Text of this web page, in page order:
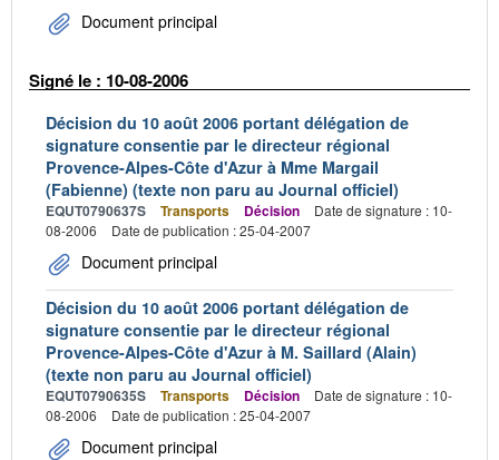
Document principal
Signé le : 10-08-2006
Décision du 10 août 2006 portant délégation de
signature consentie par le directeur régional
Provence-Alpes-Côte d'Azur à Mme Margail
(Fabienne) (texte non paru au Journal officiel)
EQUT0790637S Transports Décision
Date de signature : 10-
08-2006
Date de publication : 25-04-2007
Document principal
Décision du 10 août 2006 portant délégation de
signature consentie par le directeur régional
Provence-Alpes-Côte d'Azur à M. Saillard (Alain)
(texte non paru au Journal officiel)
EQUT0790635S Transports Décision
Date de signature : 10-
08-2006
Date de publication : 25-04-2007
Document principal